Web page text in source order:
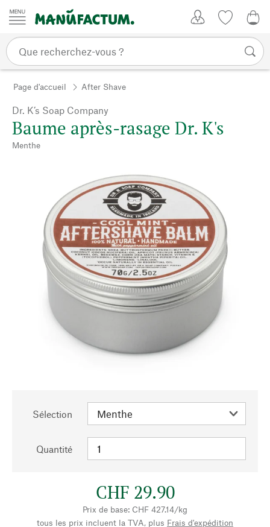
Passer au contenu
Page d'accueil After Shave
Dr. K’s Soap Company
Baume après-rasage Dr. K's
Menthe
Sélection
Quantité
CHF 29.90
Prix de base: CHF 427.14/kg
tous les prix incluent la TVA, plus Frais d'expédition